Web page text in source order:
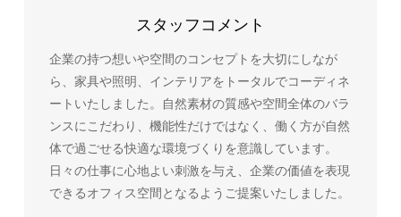
スタッフコメント
企業の持つ想いや空間のコンセプトを大切にしなが
ら、家具や照明、インテリアをトータルでコーディネ
ートいたしました。自然素材の質感や空間全体のバラ
ンスにこだわり、機能性だけではなく、働く方が自然
体で過ごせる快適な環境づくりを意識しています。
日々の仕事に心地よい刺激を与え、企業の価値を表現
できるオフィス空間となるようご提案いたしました。